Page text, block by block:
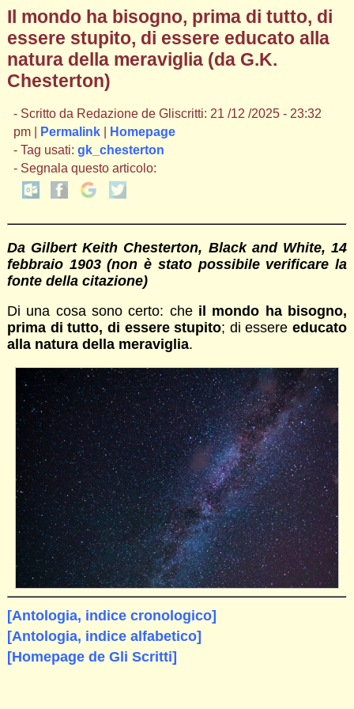
Il mondo ha bisogno, prima di tutto, di
essere stupito, di essere educato alla
natura della meraviglia (da G.K.
Chesterton)
- Scritto da Redazione de Gliscritti: 21 /12 /2025 - 23:32
pm |
Permalink|
Homepage
- Tag usati: gk_chesterton
- Segnala questo articolo:
Da Gilbert Keith Chesterton, Black and White, 14
febbraio 1903 (non è stato possibile verificare la
fonte della citazione)
Di una cosa sono certo: che il mondo ha bisogno,
prima di tutto, di essere stupito; di essereeducato
alla natura della meraviglia.
[Antologia, indice cronologico]
[Antologia, indice alfabetico]
[Homepage de Gli Scritti]